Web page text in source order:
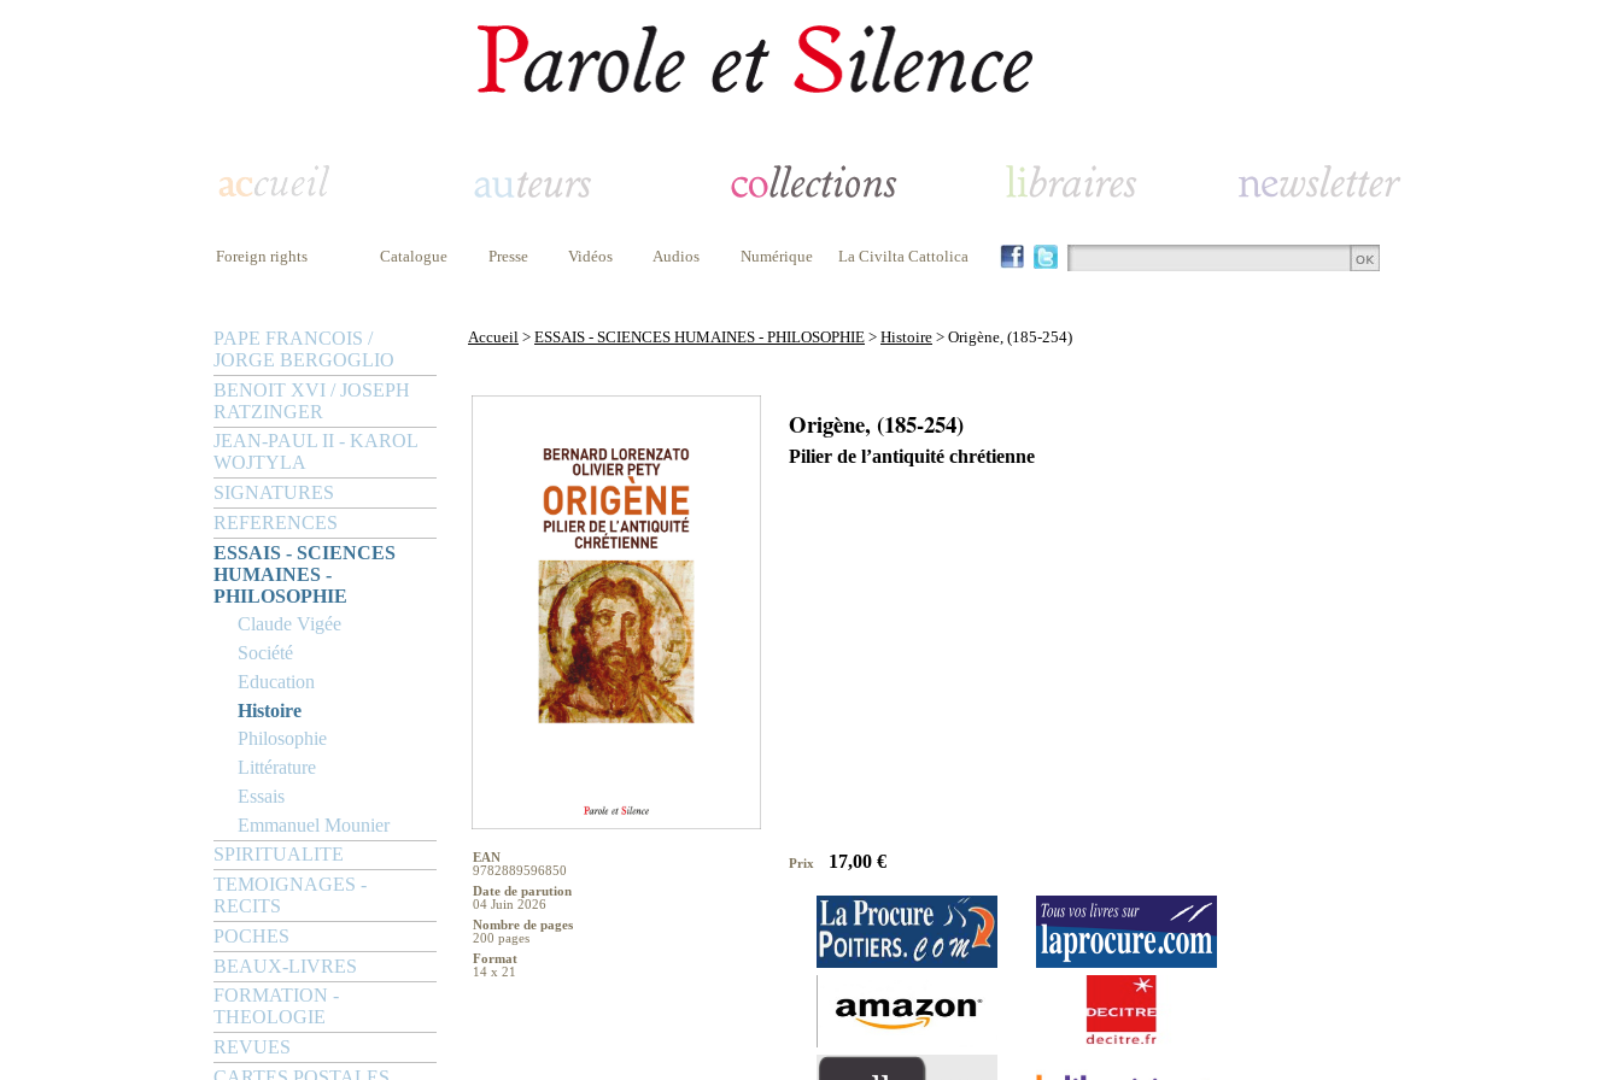
Foreign rights Catalogue Presse Vidéos Audios Numérique La Civilta Cattolica
PAPE FRANCOIS /
JORGE BERGOGLIO
BENOIT XVI / JOSEPH
RATZINGER
JEAN-PAUL II - KAROL
WOJTYLA
SIGNATURES
REFERENCES
ESSAIS - SCIENCES
HUMAINES -
PHILOSOPHIE
Claude Vigée
Société
Education
Histoire
Philosophie
Littérature
Essais
Emmanuel Mounier
SPIRITUALITE
TEMOIGNAGES -
RECITS
POCHES
BEAUX-LIVRES
FORMATION -
THEOLOGIE
REVUES
Accueil > ESSAIS - SCIENCES HUMAINES - PHILOSOPHIE > Histoire > Origène, (185-254)
Origène, (185-254)
Pilier de l’antiquité chrétienne
EAN
9782889596850
Date de parution
04 Juin 2026
Nombre de pages
200 pages
Format
14 x 21
Prix 17,00 €